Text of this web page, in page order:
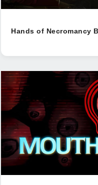
Hands of Necromancy